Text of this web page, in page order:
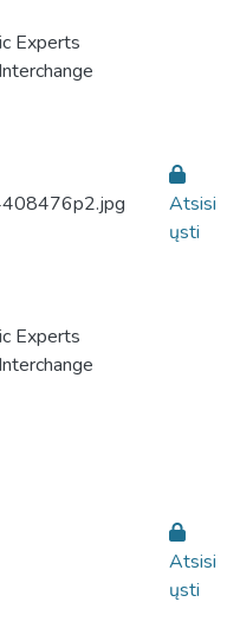
Experts
Experts
Atsisi
ųsti
Atsisi
ųsti